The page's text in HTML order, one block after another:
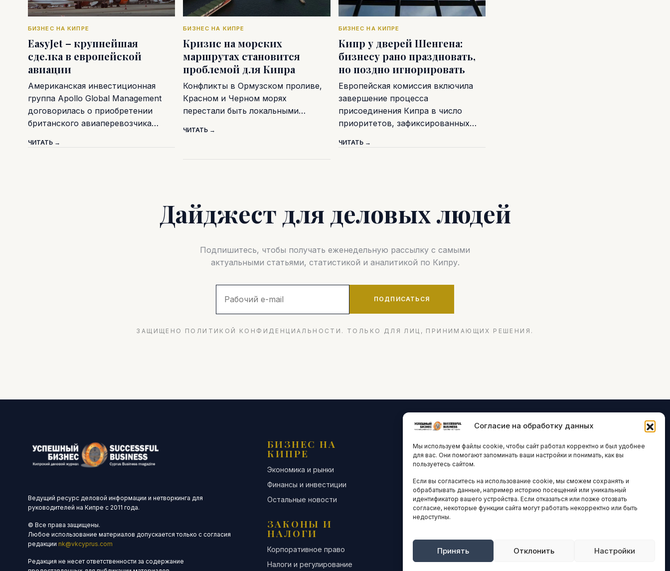
Согласие на обработку данных
Мы используем файлы cookie, чтобы сайт работал корректно и был удобнее
для вас. Они помогают запоминать ваши настройки и понимать, как вы
пользуетесь сайтом.
Если вы согласитесь на использование cookie, мы сможем сохранять и
обрабатывать данные, например историю посещений или уникальный
идентификатор вашего устройства. Если отказаться или позже отозвать
согласие, некоторые функции сайта могут работать некорректно или быть
недоступны.
Принять Отклонить Настройки
БИЗНЕС НА КИПРЕ
EasyJet – крупнейшая
сделка в европейской
авиации
Американская инвестиционная
группа Apollo Global Management
договорилась о приобретении
британского авиаперевозчика…
ЧИТАТЬ →
БИЗНЕС НА КИПРЕ
Кризис на морских
маршрутах становится
проблемой для Кипра
Конфликты в Ормузском проливе,
Красном и Черном морях
перестали быть локальными…
ЧИТАТЬ →
БИЗНЕС НА КИПРЕ
Кипр у дверей Шенгена:
бизнесу рано праздновать,
но поздно игнорировать
Европейская комиссия включила
завершение процесса
присоединения Кипра в число
приоритетов, зафиксированных…
ЧИТАТЬ →
Дайджест для деловых людей
Подпишитесь, чтобы получать еженедельную рассылку с самыми
актуальными статьями, статистикой и аналитикой по Кипру.
ПОДПИСАТЬСЯ
ЗАЩИЩЕНО ПОЛИТИКОЙ КОНФИДЕНЦИАЛЬНОСТИ. ТОЛЬКО ДЛЯ ЛИЦ, ПРИНИМАЮЩИХ РЕШЕНИЯ.
Ведущий ресурс деловой информации и нетворкинга для
руководителей на Кипре с 2011 года.
© Все права защищены.
Любое использование материалов допускается только с согласия
редакции nk@vkcyprus.com
Редакция не несет ответственности за содержание
БИЗНЕС НА
КИПРЕ
Экономика и рынки
Финансы и инвестиции
Остальные новости
ЗАКОНЫ И
НАЛОГИ
Корпоративное право
Налоги и регулирование
ТЕХНОЛОГИИ И
ИННОВАЦИИ
Стартапы и исследования
Цифровая экономика
Остальные новости
ДЕЛОВОЕ
Конференции и форумы
Бизнес-клубы и ассоциации
ARTICLES IN
ENGLISH
НАВИГАЦИЯ
Архив материалов
ПРАВОВАЯ